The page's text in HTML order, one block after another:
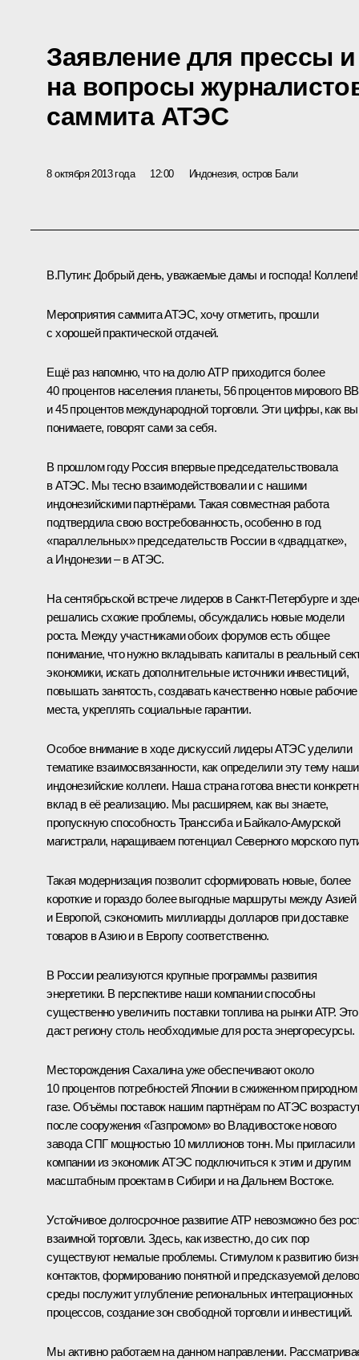
Заявление для прессы
на вопросы
саммита АТЭС
8 октября 2013 года 12:00 Индонезия, остров Бали
В.Путин: Добрый день, уважаемые дамы и господа! Коллеги!
Мероприятия саммитаАТЭС, хочу отметить, прошли
с хорошей практической отдачей.
Ещё раз напомню, что на долю АТР приходится более
40 процентов населения планеты, 56 процентов мирового
и 45 процентов международной торговли. Эти цифры, как вы
понимаете, говорят сами за себя.
В прошлом году Россия впервые председательствовала
в АТЭС. Мы тесно взаимодействовали и с нашими
индонезийскими партнёрами. Такая совместная работа
подтвердила свою востребованность, особенно в год
«параллельных» председательств России в «двадцатке»,
а Индонезии – в АТЭС.
На сентябрьской встречелидеров в Санкт-Петербурге и
решались схожие проблемы, обсуждались новые модели
роста. Между участниками обоих форумов есть общее
понимание, что нужно вкладывать капиталы в реальный
экономики, искать дополнительные источники инвестиций,
повышать занятость, создавать качественно новые рабочие
места, укреплять социальные гарантии.
Особое внимание в ходе дискуссий лидеры АТЭС уделили
тематике взаимосвязанности, как определили эту тему наши
индонезийские коллеги. Наша страна готова внести
вклад в её реализацию. Мы расширяем, как вы знаете,
пропускную способность Транссиба и Байкало-Амурской
магистрали, наращиваем потенциал Северного морского
Такая модернизация позволит сформировать новые, более
короткие и гораздо более выгодные маршруты между Азией
и Европой, сэкономить миллиарды долларов при доставке
товаров в Азию и в Европу соответственно.
В России реализуются крупные программы развития
энергетики. В перспективе наши компании способны
существенно увеличить поставки топлива на рынки АТР. Это
даст региону столь необходимые для роста энергоресурсы.
Месторождения Сахалина уже обеспечивают около
10 процентов потребностей Японии в сжиженном природном
газе. Объёмы поставок нашим партнёрам по АТЭС
после сооружения «Газпромом» во Владивостоке нового
завода СПГ мощностью 10 миллионов тонн. Мы пригласили
компании из экономик АТЭС подключиться к этим и другим
масштабным проектам в Сибири и на Дальнем Востоке.
Устойчивое долгосрочное развитие АТР невозможно без
взаимной торговли. Здесь, как известно, до сих пор
существуют немалые проблемы. Стимулом к развитию
контактов, формированию понятной и предсказуемой
среды послужит углубление региональных интеграционных
процессов, создание зон свободной торговли и инвестиций.
Мы активно работаем на данном направлении.